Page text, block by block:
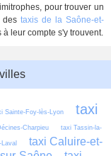
pour trouver un
destaxis de la Saône-et-
leur compte s'y trouvent.
Sainte-Foy-lès-Lyon
taxi
Charpieu taxi Tassin-la-
taxi Caluire-et-